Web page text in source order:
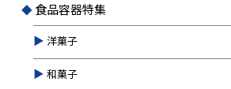
食品容器特集
洋菓子
和菓子